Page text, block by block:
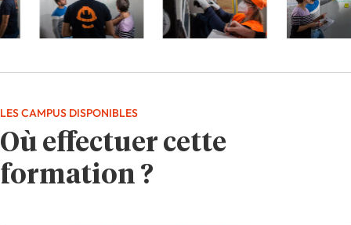
Où effectuer cette
formation ?
LES CAMPUS DISPONIBLES